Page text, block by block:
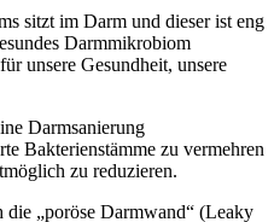
sitzt im Darm und dieser ist eng
Darmmikrobiom
unsere Gesundheit, unsere
Darmsanierung
Bakterienstämme zu vermehren
zu reduzieren.
„poröse Darmwand“ (Leaky